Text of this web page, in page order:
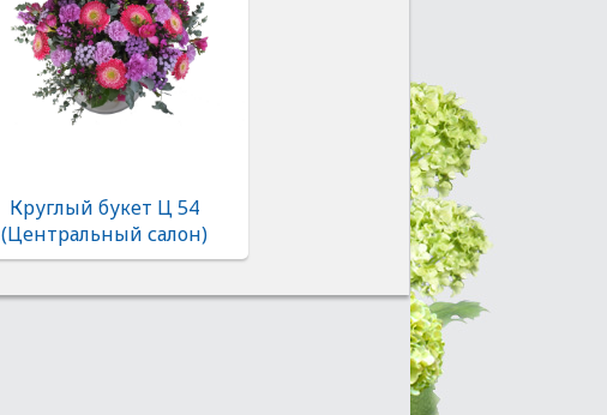
Круглый букет Ц 54
(Центральный салон)